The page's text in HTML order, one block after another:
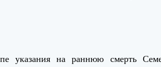
указания на раннюю смерть